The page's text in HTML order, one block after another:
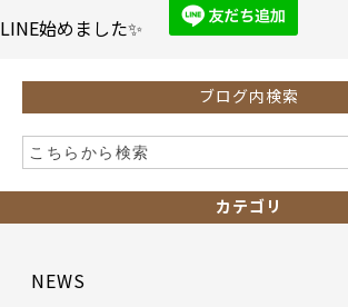
o
k
LINE始めました✨
ブログ内検索
カテゴリ
NEWS